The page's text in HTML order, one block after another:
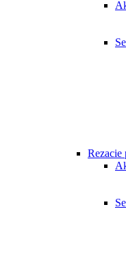
Rezacie